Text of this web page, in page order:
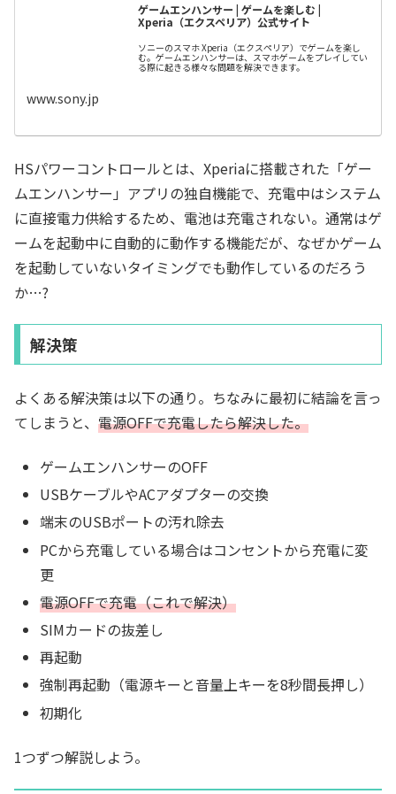
ゲームエンハンサー | ゲームを楽しむ |
Xperia（エクスペリア）公式サイト
ソニーのスマホ Xperia（エクスペリア）でゲームを楽し
む。ゲームエンハンサーは、スマホゲームをプレイしてい
る際に起きる様々な問題を解決できます。
www.sony.jp
HSパワーコントロールとは、Xperiaに搭載された「ゲー
ムエンハンサー」アプリの独自機能で、充電中はシステム
に直接電力供給するため、電池は充電されない。通常はゲ
ームを起動中に自動的に動作する機能だが、なぜかゲーム
を起動していないタイミングでも動作しているのだろう
か…?
解決策
よくある解決策は以下の通り。ちなみに最初に結論を言っ
てしまうと、 電源OFFで充電したら解決した。
ゲームエンハンサーのOFF
USBケーブルやACアダプターの交換
端末のUSBポートの汚れ除去
PCから充電している場合はコンセントから充電に変
更
電源OFFで充電（これで解決）
SIMカードの抜差し
再起動
強制再起動（電源キーと音量上キーを8秒間長押し）
初期化
1つずつ解説しよう。